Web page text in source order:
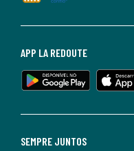
SEMPRE JUNTOS
APP LA REDOUTE